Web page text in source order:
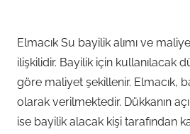
Elmacık Su bayilik alımı ve
ilişkilidir. Bayilik için kullanılacak
göre maliyet şekillenir. Elmacık,
olarak verilmektedir. Dükkanın
ise bayilik alacak kişi tarafından